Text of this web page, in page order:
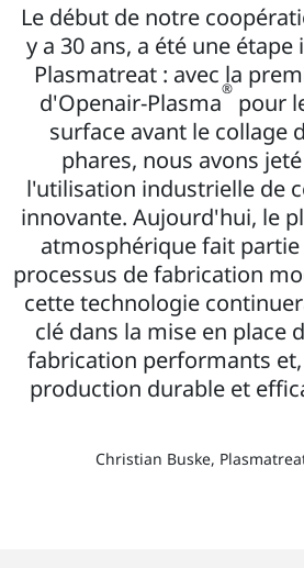
Le début de notre
y a 30 ans, a été une
Plasmatreat : avec la
d'Openair-Plasma® pour
surface avant le collage
phares, nous avons
l'utilisation industrielle de
innovante. Aujourd'hui, le
atmosphérique fait
processus de fabrication
cette technologie
clé dans la mise en place
fabrication performants
production durable et
Christian Buske,